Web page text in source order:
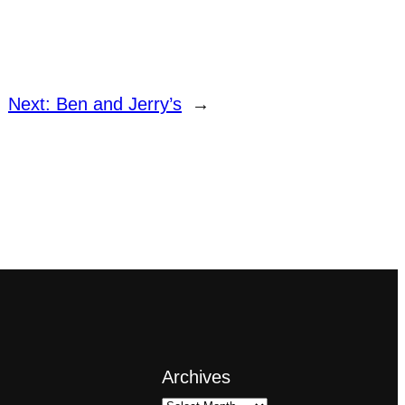
Next: Ben and Jerry’s →
Archives